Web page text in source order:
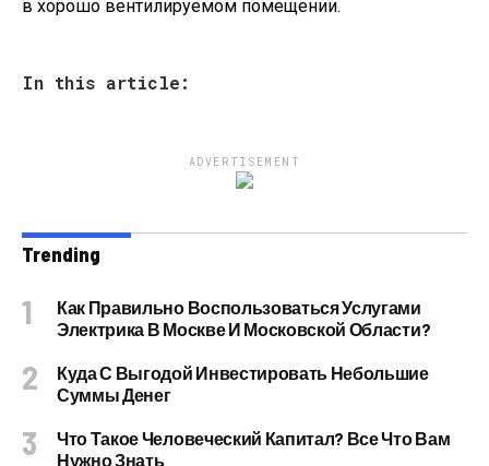
в хорошо вентилируемом помещении.
In this article:
ADVERTISEMENT
Trending
Как Правильно Воспользоваться Услугами
Электрика В Москве И Московской Области?
Куда С Выгодой Инвестировать Небольшие
Суммы Денег
Что Такое Человеческий Капитал? Все Что Вам
Нужно Знать